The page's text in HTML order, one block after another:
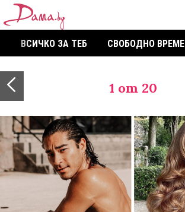
ВСИЧКО ЗА ТЕБ СВОБОДНО ВРЕМЕ
1 от 20